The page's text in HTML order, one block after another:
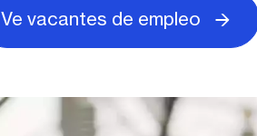
Ve vacantes de empleo